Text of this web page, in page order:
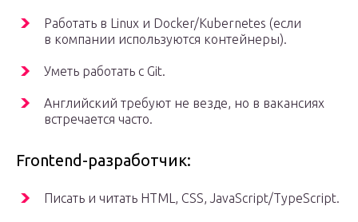
Работать в Linux и Docker/Kubernetes (если
в компании используются контейнеры).
Уметь работать с Git.
Английский требуют не везде, но в вакансиях
встречается часто.
Frontend-разработчик:
Писать и читать HTML, CSS, JavaScript/TypeScript.